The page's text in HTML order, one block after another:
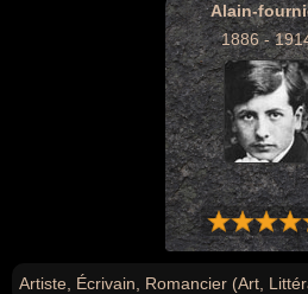
Alain-
1886 -
Artiste, Écrivain, Romancier (Art,